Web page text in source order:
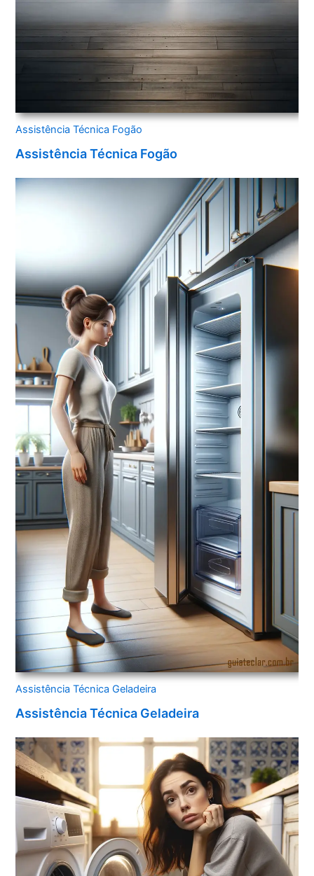
Assistência Técnica Fogão
Assistência Técnica Fogão
Assistência Técnica Geladeira
Assistência Técnica Geladeira